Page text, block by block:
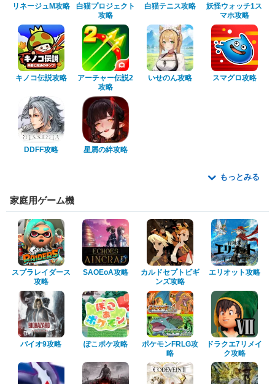
リネージュM攻略
白猫プロジェクト
攻略
白猫テニス攻略
妖怪ウォッチ1ス
マホ攻略
キノコ伝説攻略
アーチャー伝説2
攻略
いせのん攻略 スマグロ攻略
DDFF攻略 星屑の絆攻略
もっとみる
家庭用ゲーム機
スプラレイダース
攻略
SAOEoA攻略
カルドセプトビギ
ンズ攻略
エリオット攻略
バイオ9攻略 ぽこポケ攻略
ポケモンFRLG攻
略
ドラクエ7リメイ
ク攻略